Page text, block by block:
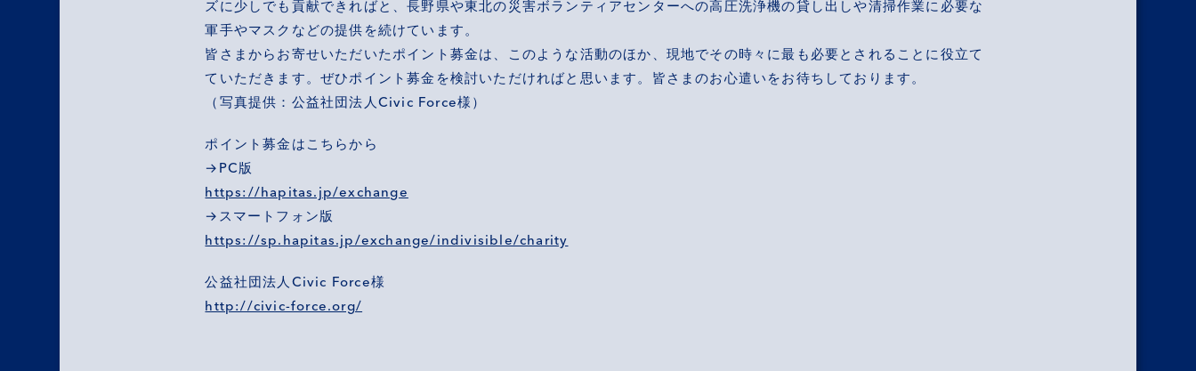
ズに少しでも貢献できればと、長野県や東北の災害ボランティアセンターへの高圧洗浄機の貸し出しや清掃作業に必要な
軍手やマスクなどの提供を続けています。
皆さまからお寄せいただいたポイント募金は、このような活動のほか、現地でその時々に最も必要とされることに役立て
ていただきます。ぜひポイント募金を検討いただければと思います。皆さまのお心遣いをお待ちしております。
（写真提供：公益社団法人Civic Force様）
ポイント募金はこちらから
→PC版
https://hapitas.jp/exchange
→スマートフォン版
https://sp.hapitas.jp/exchange/indivisible/charity
公益社団法人Civic Force様
http://civic-force.org/